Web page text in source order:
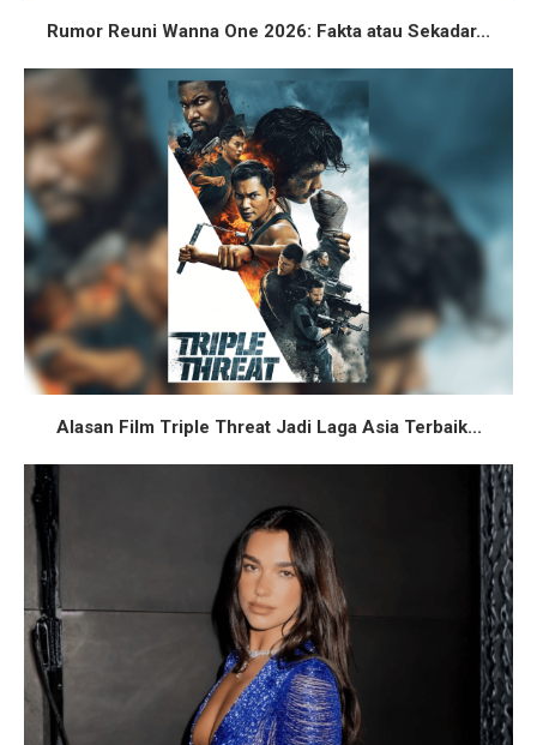
Rumor Reuni Wanna One 2026: Fakta atau Sekadar...
Alasan Film Triple Threat Jadi Laga Asia Terbaik...